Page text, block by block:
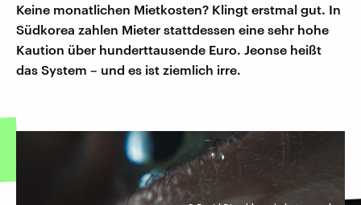
Keine monatlichen Mietkosten? Klingt erstmal gut. In
Südkorea zahlen Mieter stattdessen eine sehr hohe
Kaution über hunderttausende Euro. Jeonse heißt
das System – und es ist ziemlich irre.